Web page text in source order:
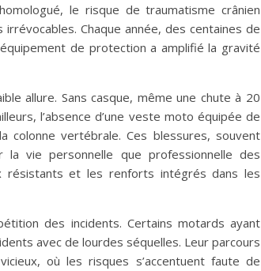
le risque de traumatisme crânien
Chaque année, des centaines de
de protection a amplifié la gravité
allure. Sans casque, même une chute à 20
l’absence d’une veste moto équipée de
vertébrale. Ces blessures, souvent
la vie personnelle que professionnelle des
résistants et les renforts intégrés dans les
des incidents. Certains motards ayant
avec de lourdes séquelles. Leur parcours
où les risques s’accentuent faute de